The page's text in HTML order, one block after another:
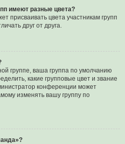
имеют разные цвета?
присваивать цвета участникам групп
друг от друга.
группе, ваша группа по умолчанию
какие групповые цвет и звание
конференции может
изменять вашу группу по